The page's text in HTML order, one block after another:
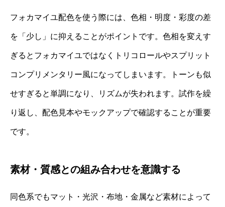
フォカマイユ配色を使う際には、色相・明度・彩度の差
を「少し」に抑えることがポイントです。色相を変えす
ぎるとフォカマイユではなくトリコロールやスプリット
コンプリメンタリー風になってしまいます。トーンも似
せすぎると単調になり、リズムが失われます。試作を繰
り返し、配色見本やモックアップで確認することが重要
です。
素材・質感との組み合わせを意識する
同色系でもマット・光沢・布地・金属など素材によって